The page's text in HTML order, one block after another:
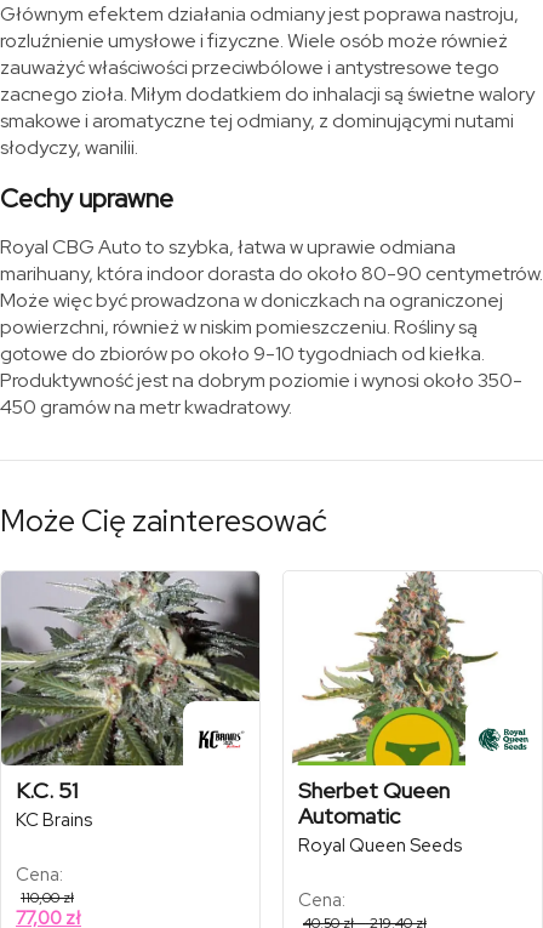
Głównym efektem działania odmiany jest poprawa nastroju,
rozluźnienie umysłowe i fizyczne. Wiele osób może również
zauważyć właściwości przeciwbólowe i antystresowe tego
zacnego zioła. Miłym dodatkiem do inhalacji są świetne walory
smakowe i aromatyczne tej odmiany, z dominującymi nutami
słodyczy, wanilii.
Cechy uprawne
Royal CBG Auto to szybka, łatwa w uprawie odmiana
marihuany, która indoor dorasta do około 80-90 centymetrów.
Może więc być prowadzona w doniczkach na ograniczonej
powierzchni, również w niskim pomieszczeniu. Rośliny są
gotowe do zbiorów po około 9-10 tygodniach od kiełka.
Produktywność jest na dobrym poziomie i wynosi około 350-
450 gramów na metr kwadratowy.
Może Cię zainteresować
K.C. 51
KC Brains
Cena:
110,00zł
77,00 zł
Sherbet Queen
Automatic
Royal Queen Seeds
Cena:
40,50zł–219,40złZakres